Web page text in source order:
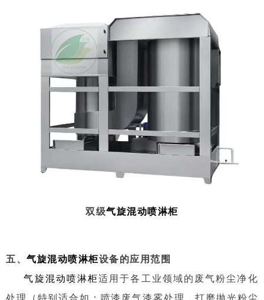
双级气旋混动喷淋柜
五、 气旋混动喷淋柜设备的应用范围
气旋混动喷淋柜适用于各工业领域的废气粉尘净化
处理（特别适合如：喷漆废气漆雾处理，打磨抛光粉尘